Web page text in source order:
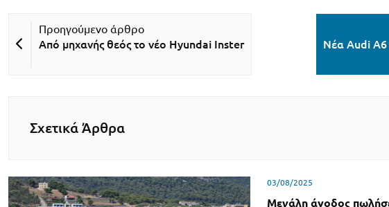
Από μηχανής θεός το νέο Hyundai Inster Νέα Audi A6
Σχετικά Άρθρα
03/08/2025
Μεγάλη άνοδος